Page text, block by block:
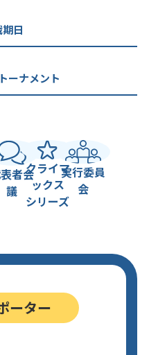
日
ーナメント
者会
議
クライマ
ックス
シリーズ
実行委員
会
ーター